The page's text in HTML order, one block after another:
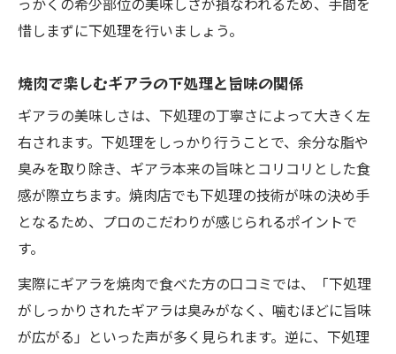
っかくの希少部位の美味しさが損なわれるため、手間を
惜しまずに下処理を行いましょう。
焼肉で楽しむギアラの下処理と旨味の関係
ギアラの美味しさは、下処理の丁寧さによって大きく左
右されます。下処理をしっかり行うことで、余分な脂や
臭みを取り除き、ギアラ本来の旨味とコリコリとした食
感が際立ちます。焼肉店でも下処理の技術が味の決め手
となるため、プロのこだわりが感じられるポイントで
す。
実際にギアラを焼肉で食べた方の口コミでは、「下処理
がしっかりされたギアラは臭みがなく、噛むほどに旨味
が広がる」といった声が多く見られます。逆に、下処理